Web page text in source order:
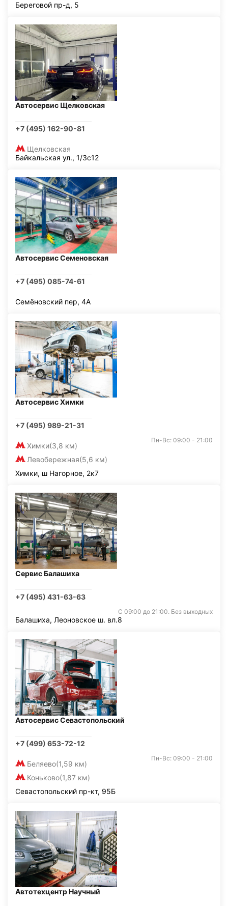
Береговой пр-д, 5
Автосервис Щелковская
+7 (495) 162-90-81
Щелковская
Байкальская ул., 1/3с12
Автосервис Семеновская
+7 (495) 085-74-61
Семёновский пер, 4А
Автосервис Химки
+7 (495) 989-21-31
Химки(3,8 км)
Левобережная(5,6 км)
Пн-Вс: 09:00 - 21:00
Химки, ш Нагорное, 2к7
Сервис Балашиха
+7 (495) 431-63-63
С 09:00 до 21:00. Без выходных
Балашиха, Леоновское ш. вл.8
Автосервис Севастопольский
+7 (499) 653-72-12
Беляево(1,59 км)
Коньково(1,87 км)
Пн-Вс: 09:00 - 21:00
Севастопольский пр-кт, 95Б
Автотехцентр Научный